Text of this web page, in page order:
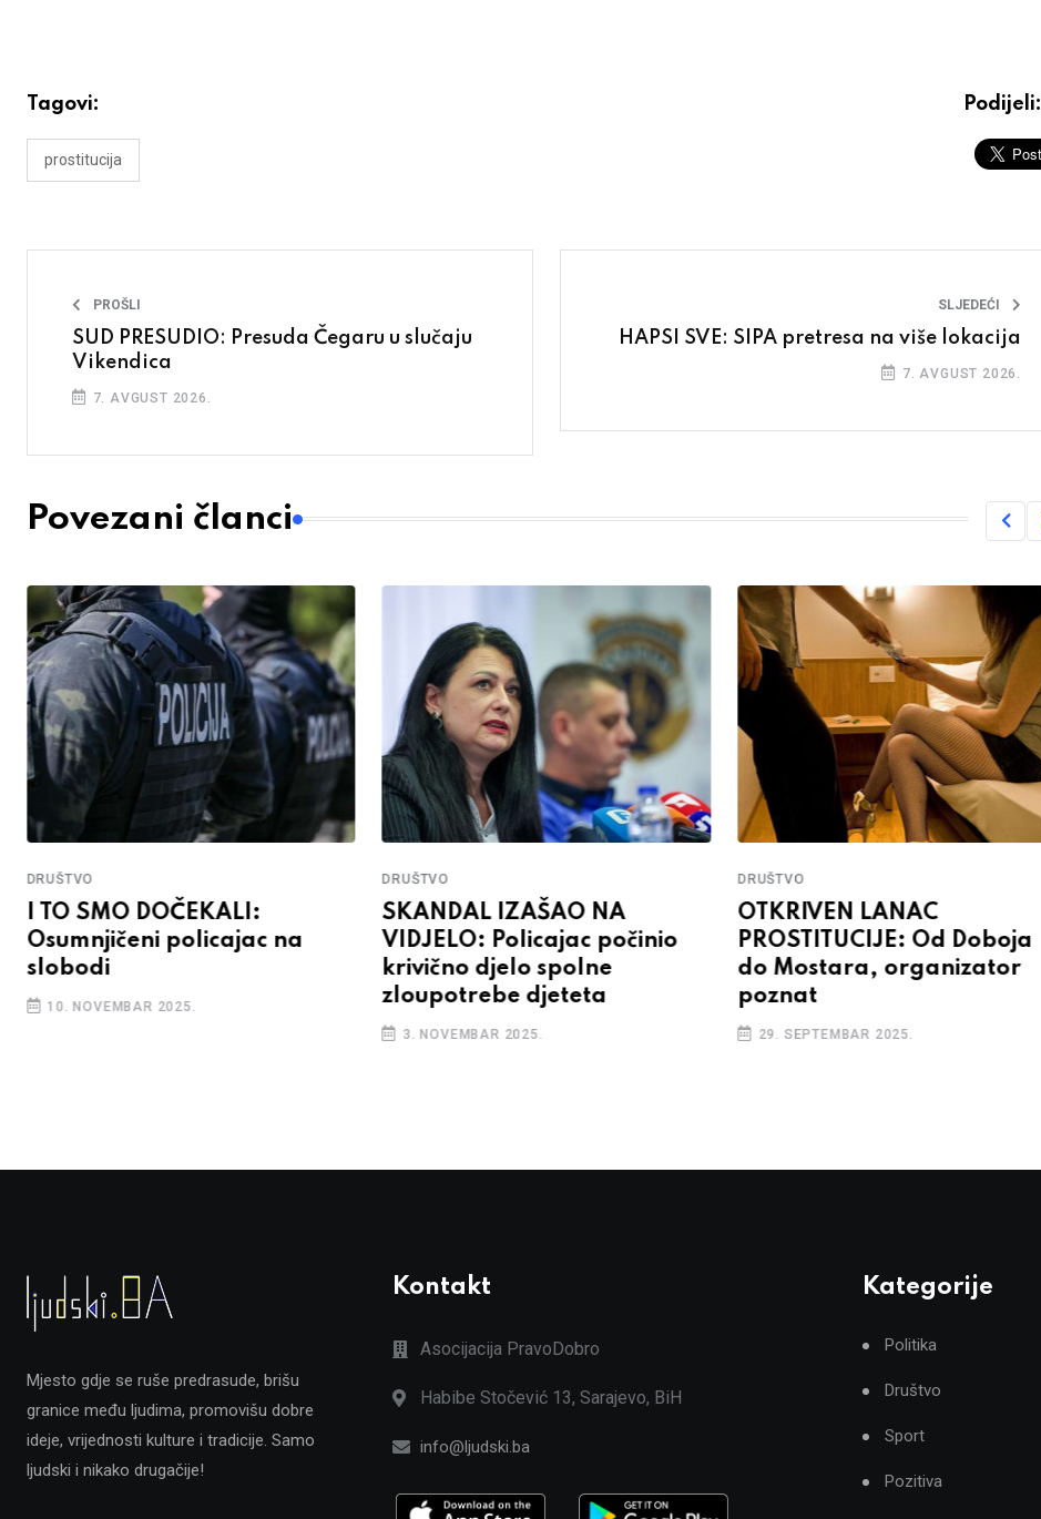
Tagovi:
prostitucija
Podijeli:
PROŠLI
SUD PRESUDIO: Presuda Čegaru u slučaju
Vikendica
7. AVGUST 2026.
SLJEDEĆI
HAPSI SVE: SIPA pretresa na više lokacija
7. AVGUST 2026.
Povezani članci
DRUŠTVO
I TO SMO DOČEKALI:
Osumnjičeni policajac na
slobodi
10. NOVEMBAR 2025.
DRUŠTVO
SKANDAL IZAŠAO NA
VIDJELO: Policajac počinio
krivično djelo spolne
zloupotrebe djeteta
3. NOVEMBAR 2025.
DRUŠTVO
OTKRIVEN LANAC
PROSTITUCIJE: Od Doboja
do Mostara, organizator
poznat
29. SEPTEMBAR 2025.
Mjesto gdje se ruše predrasude, brišu
granice među ljudima, promovišu dobre
ideje, vrijednosti kulture i tradicije. Samo
ljudski i nikako drugačije!
Kontakt
Asocijacija PravoDobro
Habibe Stočević 13, Sarajevo, BiH
info@ljudski.ba
Kategorije
Politika
Društvo
Sport
Pozitiva